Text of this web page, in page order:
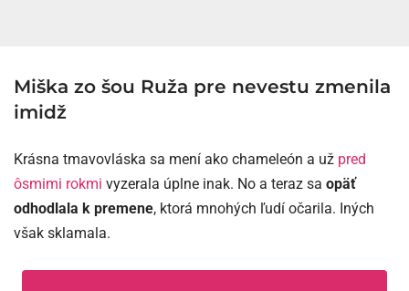
Miška zo šou Ruža pre nevestu zmenila
imidž
Krásna tmavovláska sa mení ako chameleón a už pred
ôsmimi rokmi vyzerala úplne inak. No a teraz sa opäť
odhodlala k premene, ktorá mnohých ľudí očarila. Iných
však sklamala.